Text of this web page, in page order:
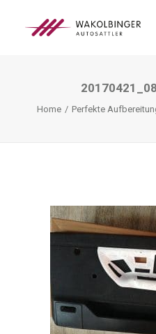
LEISTUNGEN
SEARCH
Home Perfekte